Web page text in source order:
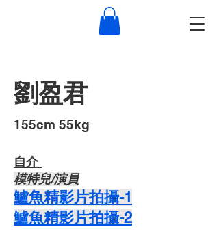
劉盈君
155cm 55kg
自介 ​
​模特兒/演員
​​鱸魚精影片拍攝-1
​​鱸魚精影片拍攝-2